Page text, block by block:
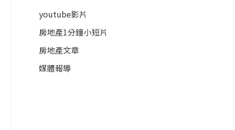
youtube影片
房地產1分鐘小短片
房地產文章
媒體報導